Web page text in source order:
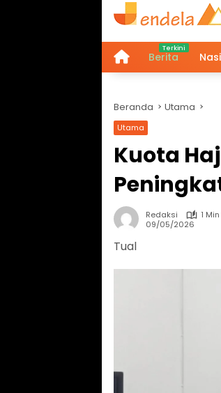
Home
Berita
Beranda Utama
Utama
Kuota
Redaksi
1
09/05/2026
Tual